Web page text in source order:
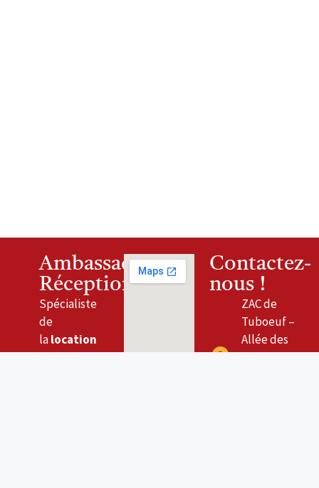
Ambassade
Réceptions
Spécialiste
de
lalocation
de
Contactez-
nous !
ZAC de
Tuboeuf –
Allée des
Ormeteaux